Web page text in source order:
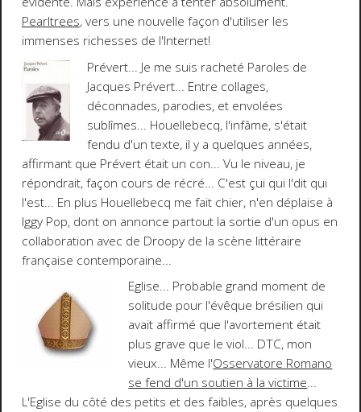
Pearltrees,vers une nouvelle façon d'utiliser les
immenses richesses de l'Internet!
Prévert... Je me suis racheté Paroles de
Jacques Prévert... Entre collages,
déconnades, parodies, et envolées
sublîmes... Houellebecq, l'infâme, s'était
fendu d'un texte, il y a quelques années,
affirmant que Prévert était un con... Vu le niveau, je
répondrait, façon cours de récré... C'est çui qui l'dit qui
l'est... En plus Houellebecq me fait chier, n'en déplaise à
Iggy Pop, dont on annonce partout la sortie d'un opus en
collaboration avec de Droopy de la scène littéraire
française contemporaine...
Eglise... Probable grand moment de
solitude pour l'évêque brésilien qui
avait affirmé que l'avortement était
plus grave que le viol... DTC, mon
vieux... Même l'Osservatore Romano
se fend d'un soutien à la victime...
L'Eglise du côté des petits et des faibles, après quelques